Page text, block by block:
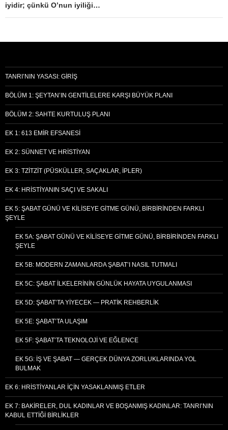
iyidir; çünkü O’nun iyiliği…
TANRI’NIN YASASI: GIRIŞ
BÖLÜM 1: ŞEYTAN’IN GENTILELERE KARŞI BÜYÜK PLANI
BÖLÜM 2: SAHTE KURTULUŞ PLANI
EK 1: 613 EMIR EFSANESI
EK 2: SÜNNET VE HRISTIYAN
EK 3: TZITZIT (PÜSKÜLLER, SAÇAKLAR, İPLER)
EK 4: HRISTIYANIN SAÇI VE SAKALI
EK 5: ŞABAT GÜNÜ VE KILISEYE GITME GÜNÜ, BIRBIRINDEN FARKLI
ŞEYLE
EK 5A: ŞABAT GÜNÜ VE KILISEYE GITME GÜNÜ, BIRBIRINDEN FARKLI
ŞEYLE
EK 5B: MODERN ZAMANLARDA ŞABAT’I NASIL TUTMALI
EK 5C: ŞABAT İLKELERININ GÜNLÜK HAYATA UYGULANMASI
EK 5D: ŞABAT’TA YIYECEK — PRATIK REHBERLIK
EK 5E: ŞABAT’TA ULAŞIM
EK 5F: ŞABAT’TA TEKNOLOJI VE EĞLENCE
EK 5G: İŞ VE ŞABAT — GERÇEK DÜNYA ZORLUKLARINDA YOL
BULMAK
EK 6: HRISTIYANLAR İÇIN YASAKLANMIŞ ETLER
EK 7: BAKIRELER, DUL KADINLAR VE BOŞANMIŞ KADINLAR: TANRI’NIN
KABUL ETTIĞI BIRLIKLER